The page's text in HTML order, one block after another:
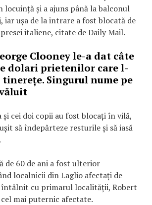
locuință și a ajuns până la balconul
iar ușa de la intrare a fost blocată de
italiene, citate de Daily Mail.
Clooney le-a dat câte
dolari prietenilor care l-
Singurul nume pe
și cei doi copii au fost blocați în vilă,
să îndepărteze resturile și să iasă
de 60 de ani a fost ulterior
localnicii din Laglio afectați de
întâlnit cu primarul localității, Robert
mai puternic afectate.